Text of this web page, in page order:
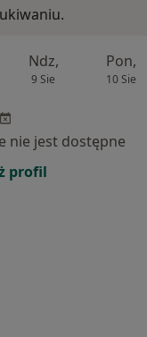
Ndz,
9 Sie
Pon,
10 Sie
nie jest dostępne
profil